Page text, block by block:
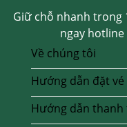
Giữ chỗ nhanh trong
ngay
Về chúng tôi
Hướng dẫn đặt vé
Hướng dẫn thanh